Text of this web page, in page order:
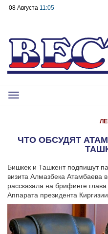
08 Августа 11:05
Toggle
ЧТО ОБСУДЯТ
Бишкек и Ташкент подпишут
визита Алмазбека Атамбаева
рассказала на брифинге
Аппарата президента